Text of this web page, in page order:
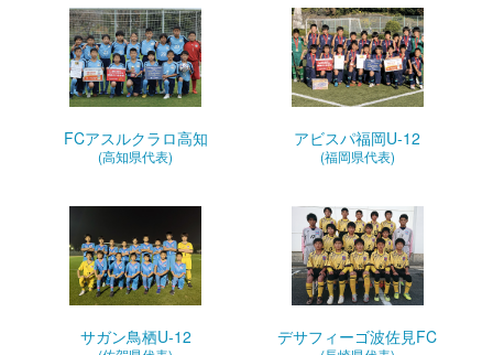
FCアスルクラロ高知
(高知県代表)
アビスパ福岡U-12
(福岡県代表)
サガン鳥栖U-12 デサフィーゴ波佐見FC